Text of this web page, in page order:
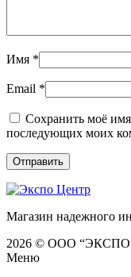
Имя *
Email *
Сохранить моё
последующих моих
Магазин надежного
2026 © ООО
Меню